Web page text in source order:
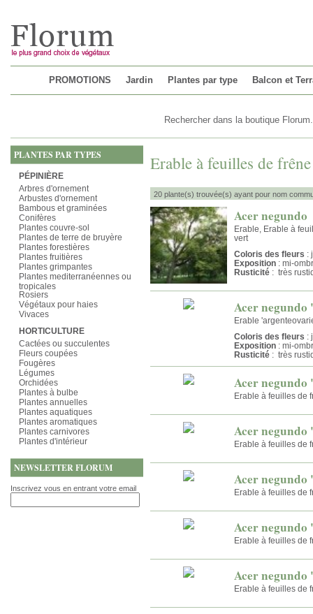
PROMOTIONS Jardin Plantes par type Balcon et
PLANTES PAR TYPES
PÉPINIÈRE
Arbres d'ornement
Arbustes d'ornement
Bambous et graminées
Conifères
Plantes couvre-sol
Plantes de terre de bruyère
Plantes forestières
Plantes fruitières
Plantes grimpantes
Plantes mediterranéennes ou
tropicales
Rosiers
Végétaux pour haies
Vivaces
HORTICULTURE
Cactées ou succulentes
Fleurs coupées
Fougères
Légumes
Orchidées
Plantes à bulbe
Plantes annuelles
Plantes aquatiques
Plantes aromatiques
Plantes carnivores
Plantes d'intérieur
NEWSLETTER FLORUM
Inscrivez vous en entrant votre email
Erable à feuilles de frêne
20 plante(s) trouvée(s) ayant pour nom
Acer negundo
Erable, Erable à
vert
Coloris des fleurs :
Exposition : mi-
Rusticité : très
Acer
Erable
Coloris des fleurs :
Exposition : mi-
Rusticité : très
Acer
Erable à feuilles de
Acer
Erable à feuilles de
Acer
Erable à feuilles de
Acer
Erable à feuilles de
Acer
Erable à feuilles de